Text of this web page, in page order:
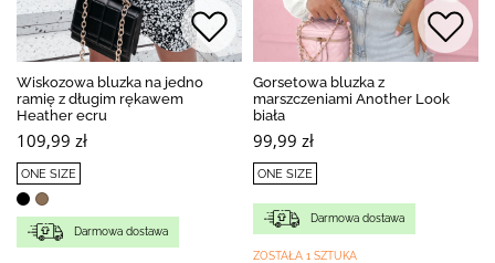
Wiskozowa bluzka na jedno
ramię z długim rękawem
Heather ecru
109,99 zł
ONE SIZE
Darmowa dostawa
Gorsetowa bluzka z
marszczeniami Another Look
biała
99,99 zł
ONE SIZE
Darmowa dostawa
ZOSTAŁA 1 SZTUKA